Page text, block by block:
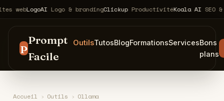
LogoAILogo & brandingClickupProductivitéKoala AISEO &
P
Prompt
Facile
OutilsTutosBlogFormationsServicesBons
plans
Accueil › Outils › Ollama